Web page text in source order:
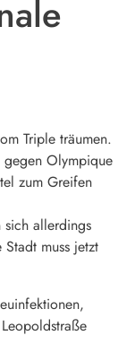
Triple träumen.
Olympique
zum Greifen
allerdings
muss jetzt